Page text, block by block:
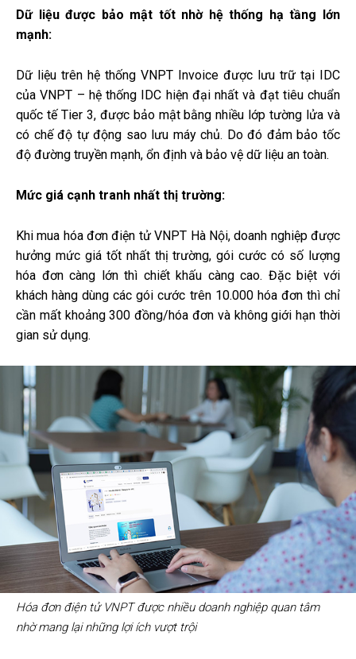
Dữ liệu được bảo mật tốt nhờ hệ thống hạ tầng lớn
mạnh:
Dữ liệu trên hệ thống VNPT Invoice được lưu trữ tại IDC
của VNPT – hệ thống IDC hiện đại nhất và đạt tiêu chuẩn
quốc tế Tier 3, được bảo mật bằng nhiều lớp tường lửa và
có chế độ tự động sao lưu máy chủ. Do đó đảm bảo tốc
độ đường truyền mạnh, ổn định và bảo vệ dữ liệu an toàn.
Mức giá cạnh tranh nhất thị trường:
Khi mua hóa đơn điện tử VNPT Hà Nội, doanh nghiệp được
hưởng mức giá tốt nhất thị trường, gói cước có số lượng
hóa đơn càng lớn thì chiết khấu càng cao. Đặc biệt với
khách hàng dùng các gói cước trên 10.000 hóa đơn thì chỉ
cần mất khoảng 300 đồng/hóa đơn và không giới hạn thời
gian sử dụng.
Hóa đơn điện tử VNPT được nhiều doanh nghiệp quan tâm
nhờ mang lại những lợi ích vượt trội